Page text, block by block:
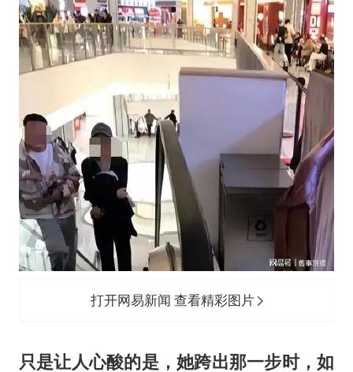
打开网易新闻 查看精彩图片
只是让人心酸的是，她跨出那一步时，如